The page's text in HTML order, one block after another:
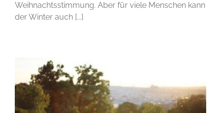
Weihnachtsstimmung. Aber für viele Menschen kann
der Winter auch [...]